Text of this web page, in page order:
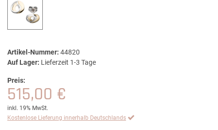
Artikel-Nummer: 44820
Auf Lager: Lieferzeit 1-3 Tage
Preis:
515,00 €
inkl. 19% MwSt.
Kostenlose Lieferung innerhalb Deutschlands